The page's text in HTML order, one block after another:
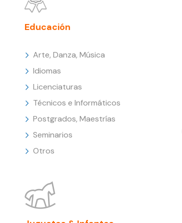
Educación
Arte, Danza, Música
Idiomas
Licenciaturas
Técnicos e Informáticos
Postgrados, Maestrías
Seminarios
Otros